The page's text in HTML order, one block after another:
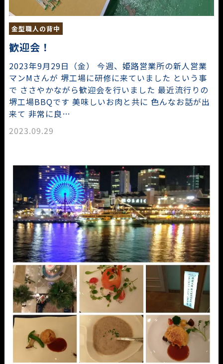
金型職人の背中
歓迎会！
2023年9月29日（金） 今週、姫路営業所の新人営業
マンMさんが 堺工場に研修に来ていました という事
で ささやかながら歓迎会を行いました 最近流行りの
堺工場BBQです 美味しいお肉と共に 色んなお話が出
来て 非常に良…
2023.09.29